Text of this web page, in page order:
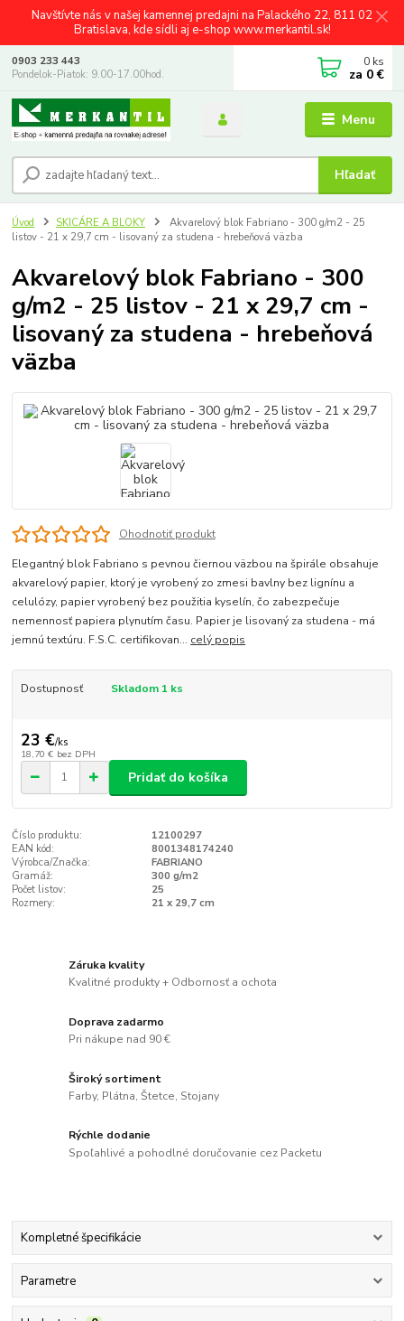
Navštívte nás v našej kamennej predajni na Palackého 22, 811 02
Bratislava, kde sídli aj e-shop www.merkantil.sk!
Menu
Hľadať
0903 233 443
Pondelok-Piatok: 9.00-17.00hod.
0 ks
za 0 €
Úvod SKICÁRE A BLOKY
Akvarelový blok Fabriano - 300 g/m2 - 25
listov - 21 x 29,7 cm - lisovaný za studena - hrebeňová väzba
Akvarelový blok Fabriano - 300
g/m2 - 25 listov - 21 x 29,7 cm -
lisovaný za studena - hrebeňová
väzba
Ohodnotiť produkt
Elegantný blok Fabriano s pevnou čiernou väzbou na špirále obsahuje
akvarelový papier, ktorý je vyrobený zo zmesi bavlny bez lignínu a
celulózy, papier vyrobený bez použitia kyselín, čo zabezpečuje
nemennosť papiera plynutím času. Papier je lisovaný za studena - má
jemnú textúru. F.S.C. certifikovan... celý popis
Dostupnosť Skladom 1 ks
23 €/ks
18,70 € bez DPH
Pridať do košíka
Číslo produktu:
12100297
EAN kód:
8001348174240
Výrobca/Značka:
FABRIANO
Gramáž:
300 g/m2
Počet listov:
25
Rozmery:
21 x 29,7 cm
Záruka kvality
Kvalitné produkty + Odbornosť a ochota
Doprava zadarmo
Pri nákupe nad 90 €
Široký sortiment
Farby, Plátna, Štetce, Stojany
Rýchle dodanie
Spoľahlivé a pohodlné doručovanie cez Packetu
Kompletné špecifikácie
Parametre